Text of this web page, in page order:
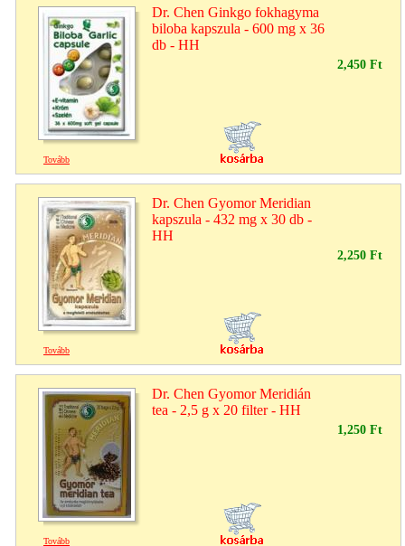
Dr. Chen Ginkgo fokhagyma
biloba kapszula - 600 mg x 36
db - HH
2,450 Ft
Tovább
Dr. Chen Gyomor Meridian
kapszula - 432 mg x 30 db -
HH
2,250 Ft
Tovább
Dr. Chen Gyomor Meridián
tea - 2,5 g x 20 filter - HH
1,250 Ft
Tovább